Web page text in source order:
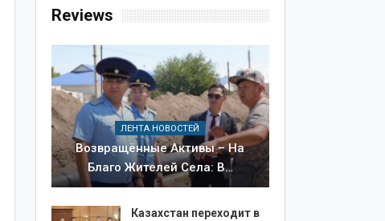
Reviews
ЛЕНТА НОВОСТЕЙ
Возвращённые Активы – На
Благо Жителей Села: В…
Казахстан переходит в